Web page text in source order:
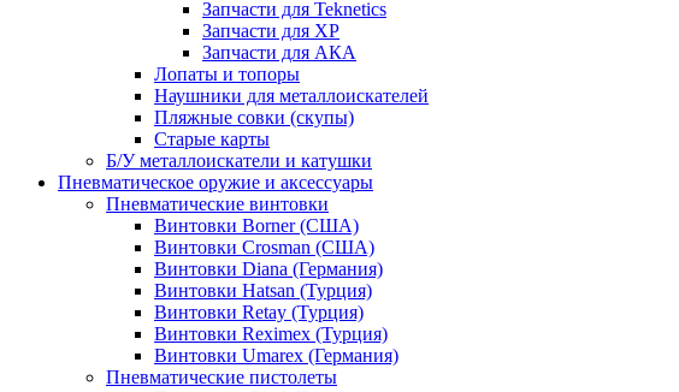
Запчасти для Teknetics
Запчасти для XP
Запчасти для АКА
Лопаты и топоры
Наушники для металлоискателей
Пляжные совки (скупы)
Старые карты
Б/У металлоискатели и катушки
Пневматическое оружие и аксессуары
Пневматические винтовки
Винтовки Borner (США)
Винтовки Crosman (США)
Винтовки Diana (Германия)
Винтовки Hatsan (Турция)
Винтовки Retay (Турция)
Винтовки Reximex (Турция)
Винтовки Umarex (Германия)
Пневматические пистолеты